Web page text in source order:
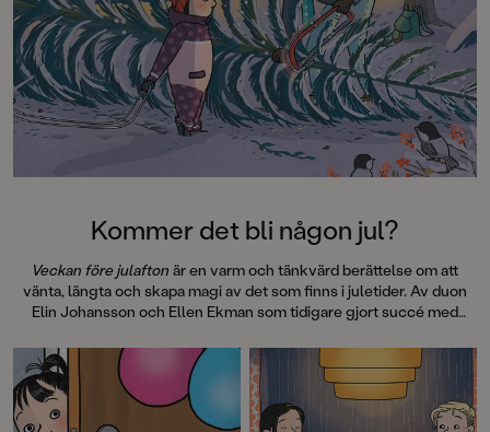
denna galet kaosiga och
medryckande bilderbok." - Erika
Hallhagen tipsar om årets bästa
böcker för barn och unga i
SvD"Mycket underhållande,
särskilt att rutscha med i Jenny
Dahlbergs bilder som inte sitter still
uppslag finns tusen detaljer att
följa familjens hund på dess
sniffande äventyr." - Pia Huss,
DN"En bok som kommer att locka
till skratt hos såväl små som stora." -
BTJ.
Kommer det bli någon jul?
Veckan före julafton är en varm och tänkvärd berättelse om att
vänta, längta och skapa magi av det som finns i juletider. Av duon
Elin Johansson och Ellen Ekman som tidigare gjort succé med